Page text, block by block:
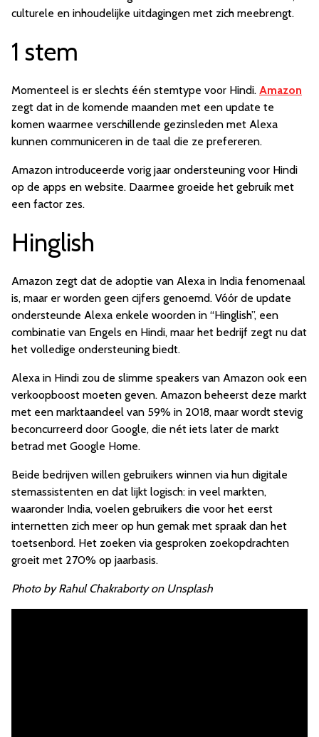
culturele en inhoudelijke uitdagingen met zich meebrengt.
1 stem
Momenteel is er slechts één stemtype voor Hindi. Amazon
zegt dat in de komende maanden met een update te
komen waarmee verschillende gezinsleden met Alexa
kunnen communiceren in de taal die ze prefereren.
Amazon introduceerde vorig jaar ondersteuning voor Hindi
op de apps en website. Daarmee groeide het gebruik met
een factor zes.
Hinglish
Amazon zegt dat de adoptie van Alexa in India fenomenaal
is, maar er worden geen cijfers genoemd. Vóór de update
ondersteunde Alexa enkele woorden in “Hinglish”, een
combinatie van Engels en Hindi, maar het bedrijf zegt nu dat
het volledige ondersteuning biedt.
Alexa in Hindi zou de slimme speakers van Amazon ook een
verkoopboost moeten geven. Amazon beheerst deze markt
met een marktaandeel van 59% in 2018, maar wordt stevig
beconcurreerd door Google, die nét iets later de markt
betrad met Google Home.
Beide bedrijven willen gebruikers winnen via hun digitale
stemassistenten en dat lijkt logisch: in veel markten,
waaronder India, voelen gebruikers die voor het eerst
internetten zich meer op hun gemak met spraak dan het
toetsenbord. Het zoeken via gesproken zoekopdrachten
groeit met 270% op jaarbasis.
Photo by Rahul Chakraborty on Unsplash